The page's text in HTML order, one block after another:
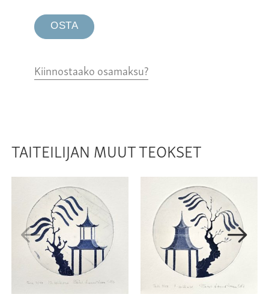
OSTA
Kiinnostaako osamaksu?
TAITEILIJAN MUUT TEOKSET